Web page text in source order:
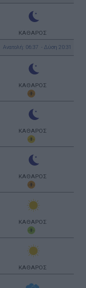
ΚΑΘΑΡΟΣ
Ανατολή: 06:37 - Δύση 20:31
ΚΑΘΑΡΟΣ
ΚΑΘΑΡΟΣ
ΚΑΘΑΡΟΣ
ΚΑΘΑΡΟΣ
ΚΑΘΑΡΟΣ